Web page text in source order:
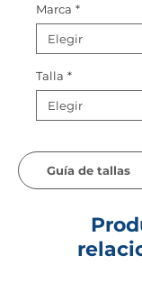
Marca *
Talla *
Guía de tallas